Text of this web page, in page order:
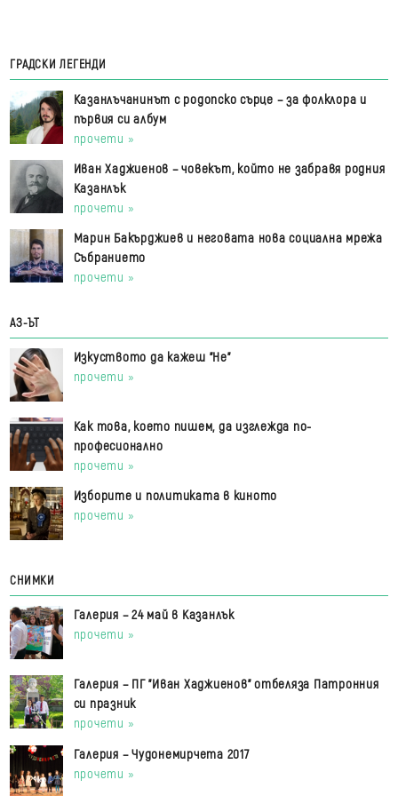
ГРАДСКИ ЛЕГЕНДИ
Казанлъчанинът с родопско сърце – за фолклора и
първия си албум
прочети »
Иван Хаджиенов – човекът, който не забравя родния
Казанлък
прочети »
Марин Бакърджиев и неговата нова социална мрежа
Събранието
прочети »
АЗ-ЪТ
Изкуството да кажеш "Не"
прочети »
Как това, което пишем, да изглежда по-
професионално
прочети »
Изборите и политиката в киното
прочети »
СНИМКИ
Галерия – 24 май в Казанлък
прочети »
Галерия – ПГ "Иван Хаджиенов" отбеляза Патронния
си празник
прочети »
Галерия – Чудонемирчета 2017
прочети »